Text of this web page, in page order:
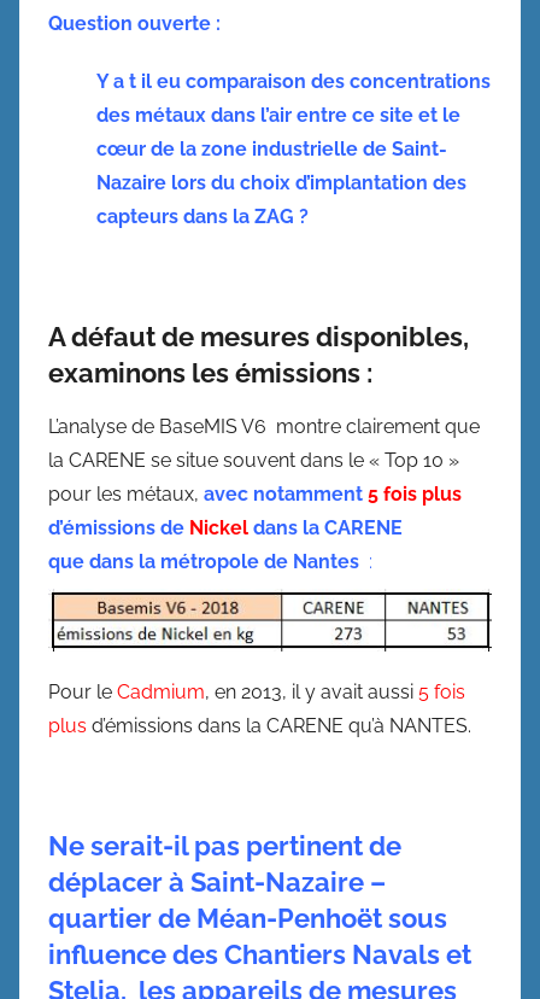
Question ouverte :
Y a t il eu comparaison des concentrations
des métaux dans l’air entre ce site et le
cœur de la zone industrielle de Saint-
Nazaire lors du choix d’implantation des
capteurs dans la ZAG ?
A défaut de mesures disponibles,
examinons les émissions :
L’analyse de BaseMIS V6 montre clairement que
la CARENE se situe souvent dans le « Top 10 »
pour les métaux, avec notamment 5 fois plus
d’émissions de Nickel dans la CARENE
que dans la métropole de Nantes :
Pour le Cadmium, en 2013, il y avait aussi 5 fois
plus d’émissions dans la CARENE qu’à NANTES.
Ne serait-il pas pertinent de
déplacer à Saint-Nazaire –
quartier de Méan-Penhoët sous
influence des Chantiers Navals et
Stelia, les appareils de mesures